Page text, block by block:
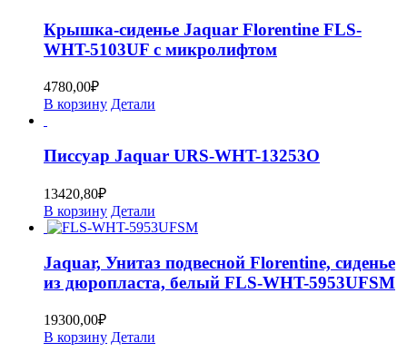
Крышка-сиденье Jaquar Florentine FLS-
WHT-5103UF с микролифтом
4780,00₽
В корзину Детали
Писсуар Jaquar URS-WHT-13253O
13420,80₽
В корзину Детали
Jaquar, Унитаз подвесной Florentine, сиденье
из дюропласта, белый FLS-WHT-5953UFSM
19300,00₽
В корзину Детали